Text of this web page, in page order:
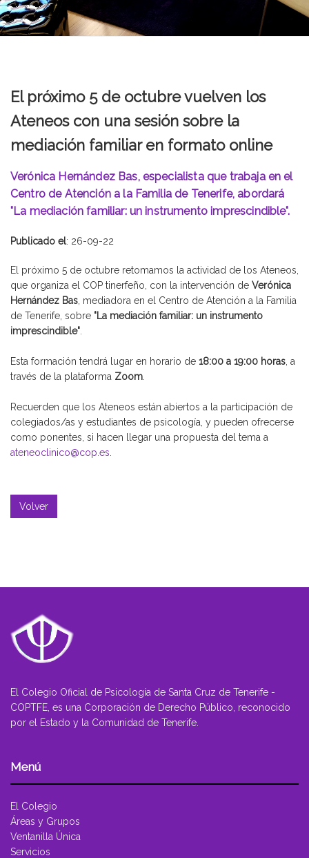
El próximo 5 de octubre vuelven los
Ateneos con una sesión sobre la
mediación familiar en formato online
Verónica Hernández Bas, especialista que trabaja en el
Centro de Atención a la Familia de Tenerife, abordará
"La mediación familiar: un instrumento imprescindible".
Publicado el: 26-09-22
El próximo 5 de octubre retomamos la actividad de los Ateneos,
que organiza el COP tinerfeño, con la intervención de Verónica
Hernández Bas , mediadora en el Centro de Atención a la Familia
de Tenerife, sobre "La mediación familiar: un instrumento
imprescindible"
Esta formación tendrá lugar en horario de 18:00 a 19:00 horas , a
través de la plataforma Zoom
Recuerden que los Ateneos están abiertos a la participación de
colegiados/as y estudiantes de psicología, y pueden ofrecerse
como ponentes, si hacen llegar una propuesta del tema a
ateneoclinico@cop.es
Volver
El Colegio Oficial de Psicología de Santa Cruz de Tenerife -
COPTFE, es una Corporación de Derecho Público, reconocido
por el Estado y la Comunidad de Tenerife.
Menú
El Colegio
Áreas y Grupos
Ventanilla Única
Servicios